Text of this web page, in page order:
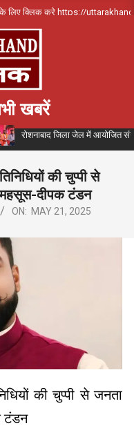
क्लिक करे https://
खबरें
रोशनाबाद जिला जेल में आयोजित
की चुप्पी से
दीपक टंडन
ON: MAY 21, 2025
की चुप्पी से जनता
टंडन